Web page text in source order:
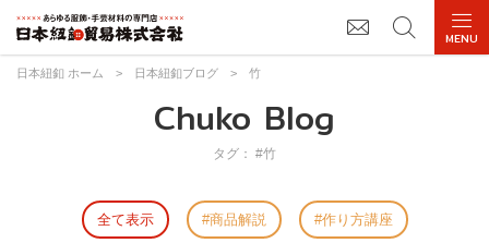
日本紐釦 ホーム > 日本紐釦ブログ > 竹
Chuko Blog
タグ： #竹
全て表示 商品解説 作り方講座